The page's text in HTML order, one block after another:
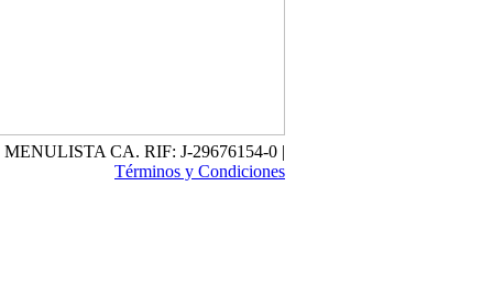
MENULISTA CA. RIF: J-29676154-0 |
Términos y Condiciones